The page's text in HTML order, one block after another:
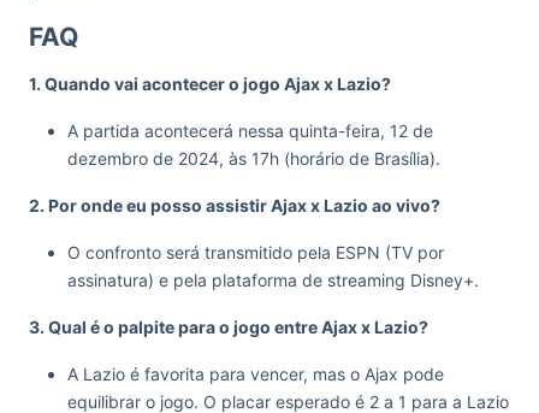
FAQ
1. Quando vai acontecer o jogo Ajax x Lazio?
A partida acontecerá nessa quinta-feira, 12 de
dezembro de 2024, às 17h (horário de Brasília).
2. Por onde eu posso assistir Ajax x Lazio ao vivo?
O confronto será transmitido pela ESPN (TV por
assinatura) e pela plataforma de streaming Disney+.
3. Qual é o palpite para o jogo entre Ajax x Lazio?
A Lazio é favorita para vencer, mas o Ajax pode
equilibrar o jogo. O placar esperado é 2 a 1 para a Lazio